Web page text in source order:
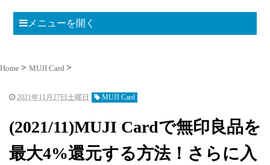
メニューを開く
Home MUJI Card
2021年11月27日土曜日 MUJI Card
(2021/11)MUJI Cardで無印良品を
最大4%還元する方法！さらに入